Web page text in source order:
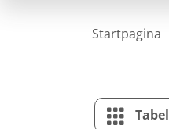
Startpagina
Tabel